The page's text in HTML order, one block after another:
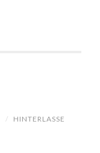
/
HINTERLASSE